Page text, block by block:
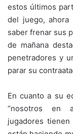
estos últimos
del juego, ahora
saber frenar sus
de mañana
penetradores y
parar su
En cuanto a su
“nosotros en
jugadores